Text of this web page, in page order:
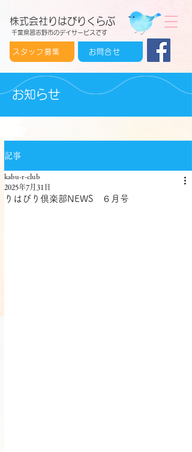
株式会社りはびりくらぶ
千葉県習志野市のデイサービスです
スタッフ募集 お問合せ
お知らせ
記事
りはびり倶楽部NEWS ６月号
kabu-r-club
2025年7月31日